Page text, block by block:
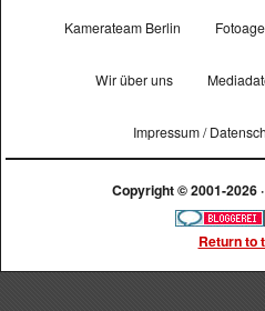
Kamerateam Berlin
Wir über uns
Impressum /
Copyright © 2001-2026 ·
Return to